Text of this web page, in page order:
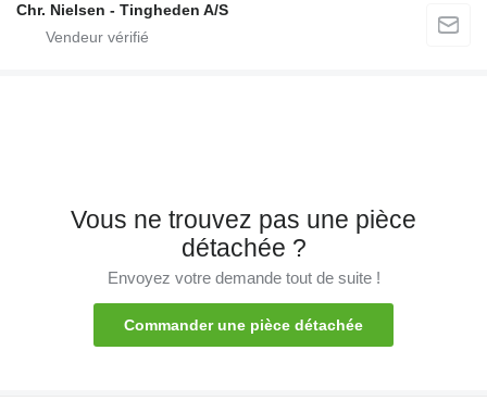
Chr. Nielsen - Tingheden A/S
Vous ne trouvez pas une pièce
détachée ?
Envoyez votre demande tout de suite !
Commander une pièce détachée